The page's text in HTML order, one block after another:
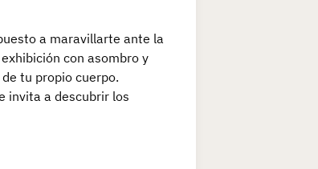
a maravillarte ante la
con asombro y
tu propio cuerpo.
invita a descubrir los